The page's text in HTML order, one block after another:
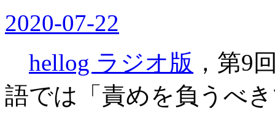
2020-07-22
hellog ラジオ版 ，第9
語では「責めを負うべ